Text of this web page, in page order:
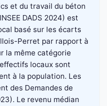
et du travail du béton
DADS 2024) est
basé sur les écarts
Perret par rapport à
la même catégorie
locaux sont
à la population. Les
des Demandes de
Le revenu médian